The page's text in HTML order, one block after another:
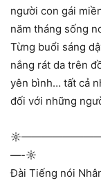
người con gái
năm tháng sống
Từng buổi sáng
nắng rát da trên
yên bình… tất cả
đối với những
—-☼
Đài Tiếng nói